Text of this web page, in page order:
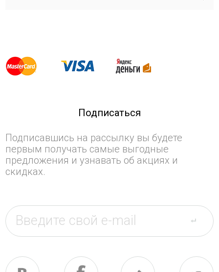
Подписаться
Подписавшись на рассылку вы будете
первым получать самые выгодные
предложения и узнавать об акциях и
скидках.